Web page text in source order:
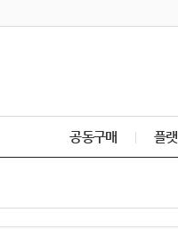
공동구매 플